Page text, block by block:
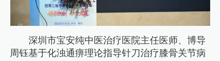
深圳市宝安纯中医治疗医院主任医师、博导
周钰基于化浊通痹理论指导针刀治疗膝骨关节病